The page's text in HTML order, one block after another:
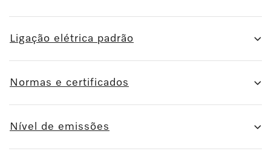
Ligação elétrica padrão
Normas e certificados
Nível de emissões